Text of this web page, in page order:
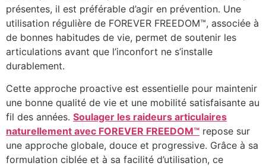
présentes, il est préférable d’agir en prévention. Une
utilisation régulière de FOREVER FREEDOM™, associée à
de bonnes habitudes de vie, permet de soutenir les
articulations avant que l’inconfort ne s’installe
durablement.
Cette approche proactive est essentielle pour maintenir
une bonne qualité de vie et une mobilité satisfaisante au
fil des années. Soulager les raideurs articulaires
naturellement avec FOREVER FREEDOM™ repose sur
une approche globale, douce et progressive. Grâce à sa
formulation ciblée et à sa facilité d’utilisation, ce